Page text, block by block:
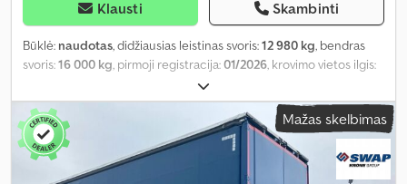
Klausti Skambinti
Būklė: naudotas, didžiausias leistinas svoris:12 980 kg, bendras
svoris:16 000 kg, pirmoji registracija:01/2026, krovimo vietos ilgis:
, krovinių skyriaus plotis:
aukštis:2 530 mm, krovinio erdvės tūris:45 m³, bendras plotis:
2 550 mm
2 750 mm, Gamybos metai: 2026,
Mažas skelbimas